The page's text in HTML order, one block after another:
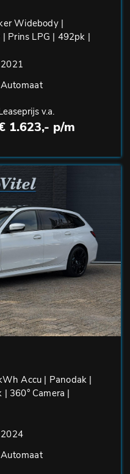
Widebody |
Prins LPG | 492pk |
2021
Automaat
v.a.
1.623,- p/m
Accu | Panodak |
360° Camera |
2024
Automaat